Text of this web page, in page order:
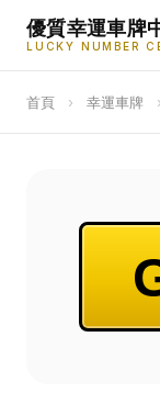
優質幸運車牌
LUCKY NUMBER
首頁 › 幸運車牌 ›